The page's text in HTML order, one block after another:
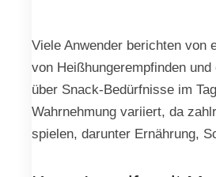
Viele Anwender berichten von
von Heißhungerempfinden
über Snack-Bedürfnisse im
Wahrnehmung variiert, da
spielen, darunter Ernährung,